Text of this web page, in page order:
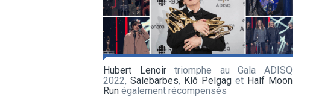
Hubert Lenoirtriomphe au Gala ADISQ
2022, Salebarbes, Klô Pelgag et Half Moon
Run également récompensés